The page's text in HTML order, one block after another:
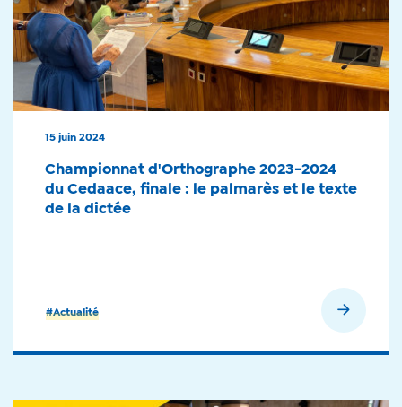
#Actualité
15 juin 2024
Championnat d'Orthographe 2023-2024
du Cedaace, finale : le palmarès et le texte
de la dictée